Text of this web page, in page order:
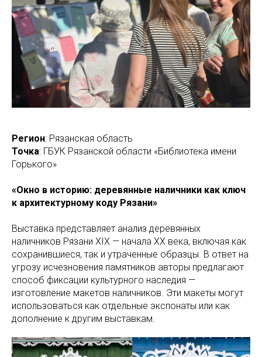
Регион: Рязанская область
Точка: ГБУК Рязанской области «Библиотека имени
Горького»
«Окно в историю: деревянные наличники как ключ
к архитектурному коду Рязани»
Выставка представляет анализ деревянных
наличников Рязани XIX — начала XX века, включая как
сохранившиеся, так и утраченные образцы. В ответ на
угрозу исчезновения памятников авторы предлагают
способ фиксации культурного наследия —
изготовление макетов наличников. Эти макеты могут
использоваться как отдельные экспонаты или как
дополнение к другим выставкам.